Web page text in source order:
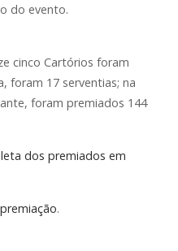
do evento.
cinco Cartórios foram
foram 17 serventias; na
foram premiados 144
dos premiados em
.